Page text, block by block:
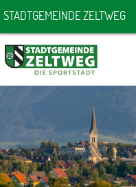
STADTGEMEINDE ZELTWEG